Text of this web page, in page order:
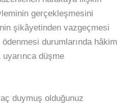
gerçekleşmesini
şikâyetinden vazgeçmesi
durumlarında hâkim
düşme
duymuş olduğunuz